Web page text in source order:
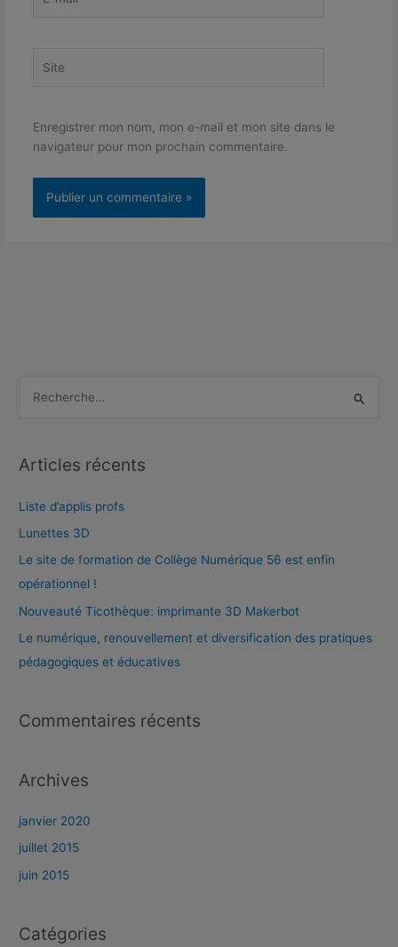
mail*
Enregistrer mon nom, mon e-mail et mon site dans le
navigateur pour mon prochain commentaire.
h
h
e
r
:
Articles récents
Liste d’applis profs
Lunettes 3D
Le site de formation de Collège Numérique 56 est enfin
opérationnel !
Nouveauté Ticothèque: imprimante 3D Makerbot
Le numérique, renouvellement et diversification des pratiques
pédagogiques et éducatives
Commentaires récents
Archives
janvier 2020
juillet 2015
juin 2015
Catégories